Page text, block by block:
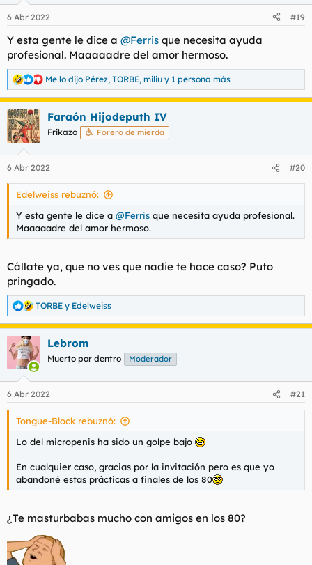
6 Abr 2022 #19
Y esta gente le dice a @Ferris que necesita ayuda
profesional. Maaaaadre del amor hermoso.
R
e
a
c
c
i
e
s
Me lo dijo Pérez, TORBE, miliu y 1 persona más
Faraón Hijodeputh IV
Frikazo Forero de mierda
6 Abr 2022 #20
Edelweiss rebuznó:
Y esta gente le dice a @Ferris que necesita ayuda profesional.
Maaaaadre del amor hermoso.
Cállate ya, que no ves que nadie te hace caso? Puto
pringado.
R
e
a
c
c
e
s
TORBE y Edelweiss
Lebrom
Muerto por dentro Moderador
6 Abr 2022 #21
Tongue-Block rebuznó:
Lo del micropenis ha sido un golpe bajo
En cualquier caso, gracias por la invitación pero es que yo
abandoné estas prácticas a finales de los 80
¿Te masturbabas mucho con amigos en los 80?